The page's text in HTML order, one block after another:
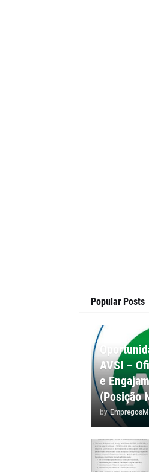
Popular Posts
AVSI –
e
(Posição
by